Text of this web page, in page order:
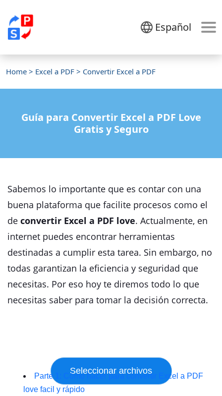
Español
Home > Excel a PDF > Convertir Excel a PDF
Guía para Convertir Excel a PDF Love
Gratis y Seguro
Sabemos lo importante que es contar con una
buena plataforma que facilite procesos como el
de convertir Excel a PDF love. Actualmente, en
internet puedes encontrar herramientas
destinadas a cumplir esta tarea. Sin embargo, no
todas garantizan la eficiencia y seguridad que
necesitas. Por eso hoy te diremos todo lo que
necesitas saber para tomar la decisión correcta.
Parte 1: Cómo hacer para convertir Excel a PDF
love facil y rápido